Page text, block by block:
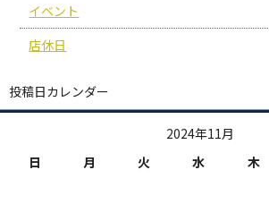
イベント
店休日
投稿日カレンダー
2024年11月
日
月 火 水 木